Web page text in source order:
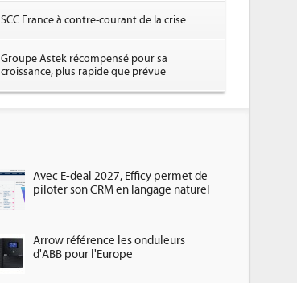
SCC France à contre-courant de la crise
Groupe Astek récompensé pour sa
croissance, plus rapide que prévue
Avec E-deal 2027, Efficy permet de
piloter son CRM en langage naturel
Arrow référence les onduleurs
d'ABB pour l'Europe